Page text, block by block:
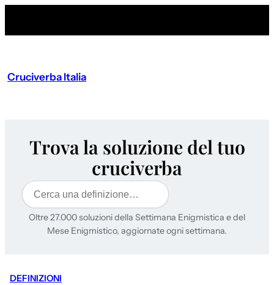
Cruciverba Italia
Trova la soluzione del tuo
cruciverba
Cerca
Oltre 27.000 soluzioni della Settimana Enigmistica e del
Mese Enigmistico, aggiornate ogni settimana.
DEFINIZIONI